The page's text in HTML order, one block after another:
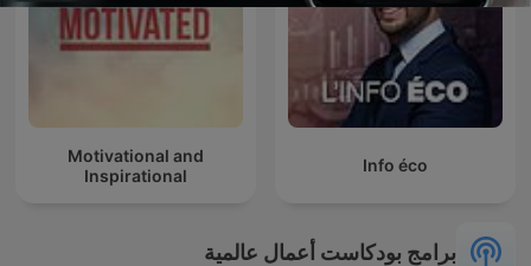
Info éco
Motivational and
Inspirational
برامج بودكاست أعمال عالمية